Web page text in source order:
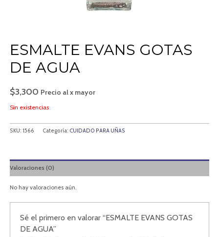
ESMALTE EVANS GOTAS
DE AGUA
$3,300 Precio al x mayor
Sin existencias
SKU: 1566 Categoría: CUIDADO PARA UÑAS
Valoraciones (0)
No hay valoraciones aún.
Sé el primero en valorar “ESMALTE EVANS GOTAS
DE AGUA”